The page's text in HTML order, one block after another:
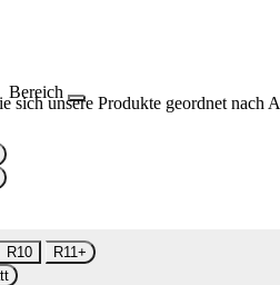
Bereich
sich unsere Produkte geordnet nach
R10
R11+